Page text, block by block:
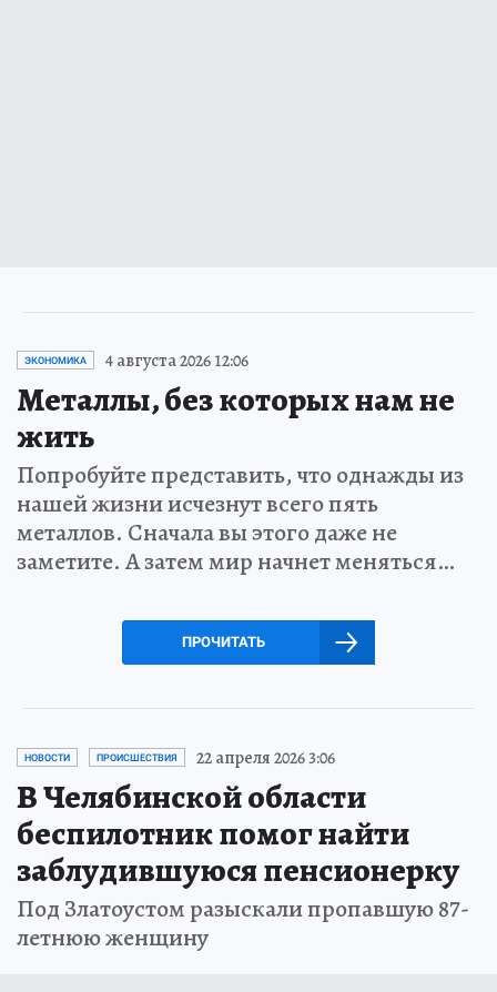
ЭКОНОМИКА 4 августа 2026 12:06
Металлы, без которых нам не
жить
Попробуйте представить, что однажды из
нашей жизни исчезнут всего пять
металлов. Сначала вы этого даже не
заметите. А затем мир начнет меняться…
ПРОЧИТАТЬ
НОВОСТИ ПРОИСШЕСТВИЯ 22 апреля 2026 3:06
В Челябинской области
беспилотник помог найти
заблудившуюся пенсионерку
Под Златоустом разыскали пропавшую 87-
летнюю женщину